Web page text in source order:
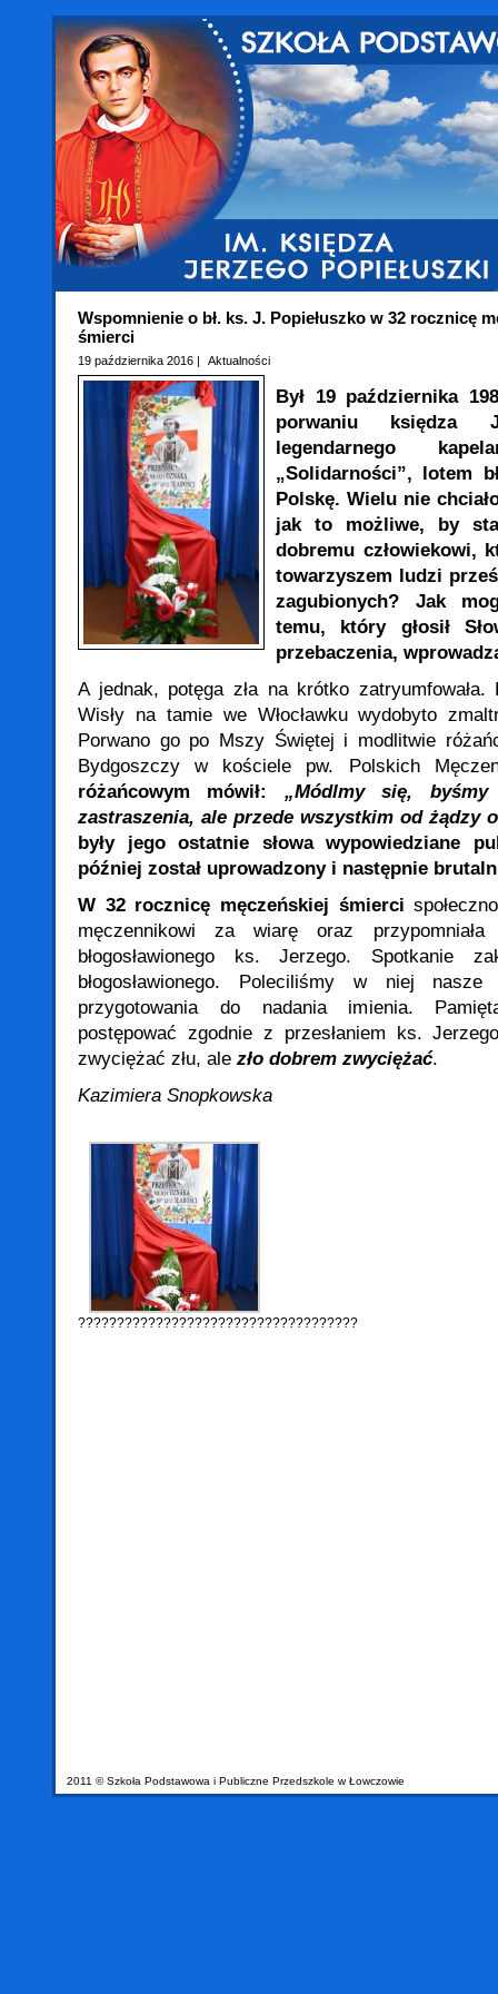
Wspomnienie o bł. ks. J. Popiełuszko w 32 rocznicę
śmierci
19 października 2016 | Aktualności
Był 19 października
porwaniu księdza
legendarnego
„Solidarności”, lotem
Polskę. Wielu nie
jak to możliwe, by
dobremu człowiekowi,
towarzyszem ludzi
zagubionych? Jak
temu, który głosił
przebaczenia,
A jednak, potęga zła na krótko
Wisły na tamie we Włocławku wydobyto
Porwano go po Mszy Świętej i modlitwie
Bydgoszczy w kościele pw. Polskich
różańcowym mówił: „Módlmy się,
zastraszenia, ale przede wszystkim od żądzy
były jego ostatnie słowa wypowiedziane
później został uprowadzony i następnie
W 32 rocznicę męczeńskiej śmierci
męczennikowi za wiarę oraz
błogosławionego ks. Jerzego. Spotkanie
błogosławionego. Poleciliśmy w niej
przygotowania do nadania imienia.
postępować zgodnie z przesłaniem ks.
zwyciężać złu, ale zło dobrem zwyciężać.
Kazimiera Snopkowska
????????????????????????????????????
2011 © Szkoła Podstawowa i Publiczne Przedszkole w Łowczowie